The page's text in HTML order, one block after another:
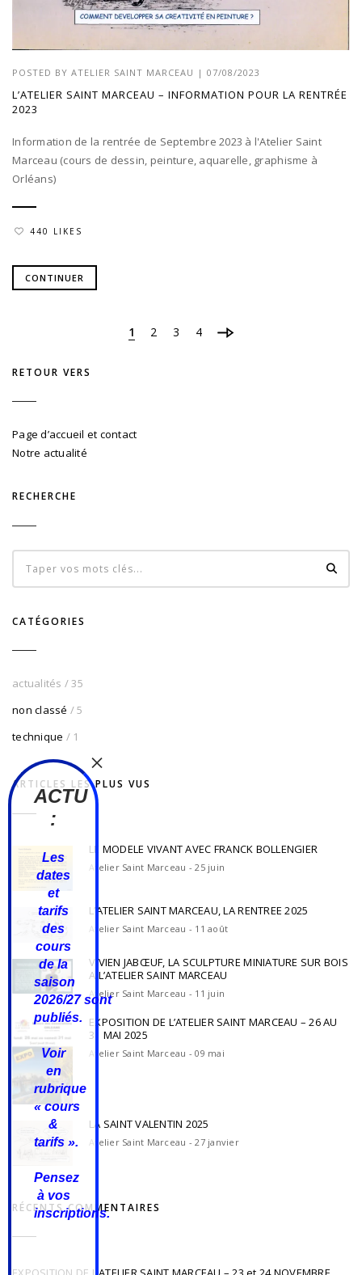
POSTED BY ATELIER SAINT MARCEAU | 07/08/2023
L’ATELIER SAINT MARCEAU – INFORMATION POUR LA RENTRÉE
2023
Information de la rentrée de Septembre 2023 à l'Atelier Saint
Marceau (cours de dessin, peinture, aquarelle, graphisme à
Orléans)
440 LIKES
CONTINUER
1 2 3 4
RETOUR VERS
Page d’accueil et contact
Notre actualité
RECHERCHE
CATÉGORIES
actualités / 35
non classé / 5
technique / 1
ARTICLES LES PLUS VUS
LE MODELE VIVANT AVEC FRANCK BOLLENGIER
Atelier Saint Marceau - 25 juin
L’ATELIER SAINT MARCEAU, LA RENTREE 2025
Atelier Saint Marceau - 11 août
VIVIEN JABŒUF, LA SCULPTURE MINIATURE SUR BOIS
A L’ATELIER SAINT MARCEAU
Atelier Saint Marceau - 11 juin
EXPOSITION DE L’ATELIER SAINT MARCEAU – 26 AU
31 MAI 2025
Atelier Saint Marceau - 09 mai
LA SAINT VALENTIN 2025
Atelier Saint Marceau - 27 janvier
RÉCENTS COMMENTAIRES
ACTU
:
Les
dates
et
tarifs
des
cours
de la
saison
2026/27sont
publiés.
Voir
en
rubrique
« cours
&
tarifs ».
Pensez
à vos
inscriptions.